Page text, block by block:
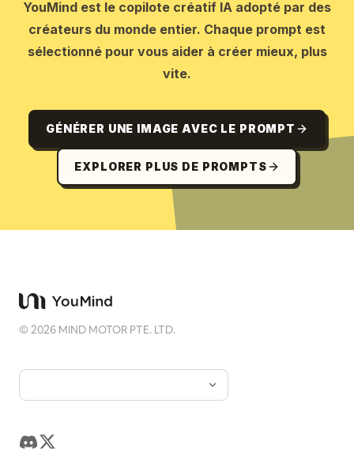
YouMind est le copilote créatif IA adopté par des
créateurs du monde entier. Chaque prompt est
sélectionné pour vous aider à créer mieux, plus
vite.
GÉNÉRER UNE IMAGE AVEC LE PROMPT
EXPLORER PLUS DE PROMPTS
©2026 MIND MOTOR PTE. LTD.